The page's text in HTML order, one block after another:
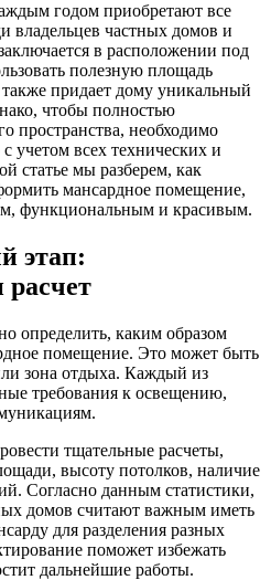
годом приобретают все
владельцев частных домов и
в расположении под
полезную площадь
придает дому уникальный
чтобы полностью
пространства, необходимо
учетом всех технических и
статье мы разберем, как
мансардное помещение,
функциональным и красивым.
этап:
расчет
определить, каким образом
помещение. Это может быть
зона отдыха. Каждый из
требования к освещению,
тщательные расчеты,
высоту потолков, наличие
Согласно данным статистики,
домов считают важным иметь
для разделения разных
поможет избежать
дальнейшие работы.